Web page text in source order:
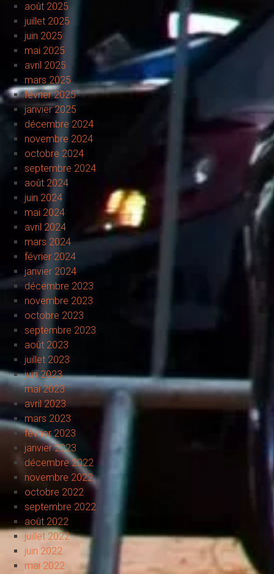
août 2025
juillet 2025
juin 2025
mai 2025
avril 2025
mars 2025
février 2025
janvier 2025
décembre 2024
novembre 2024
octobre 2024
septembre 2024
août 2024
juin 2024
mai 2024
avril 2024
mars 2024
février 2024
janvier 2024
décembre 2023
novembre 2023
octobre 2023
septembre 2023
août 2023
juillet 2023
juin 2023
mai 2023
avril 2023
mars 2023
février 2023
janvier 2023
décembre 2022
novembre 2022
octobre 2022
septembre 2022
août 2022
juillet 2022
juin 2022
mai 2022